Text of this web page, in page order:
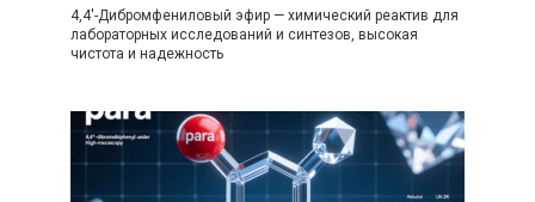
4,4′-Дибромфениловый эфир — химический реактив для
лабораторных исследований и синтезов, высокая
чистота и надежность